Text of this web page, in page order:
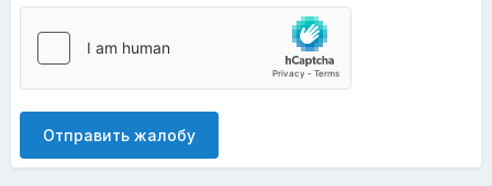
Отправить жалобу